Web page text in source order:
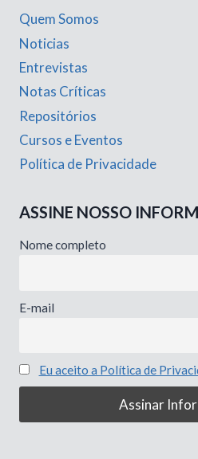
Quem Somos
Noticias
Entrevistas
Notas Críticas
Repositórios
Cursos e Eventos
Política de Privacidade
ASSINE NOSSO
Nome completo
E-mail
Eu aceito a Política de